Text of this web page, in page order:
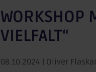
WORKSHOP
VIELFALT“
08.10.2024 | Oliver